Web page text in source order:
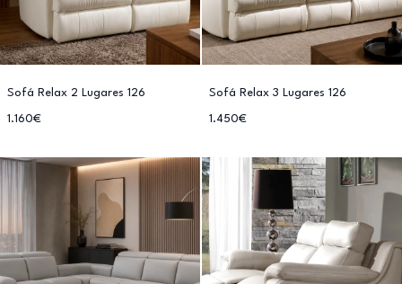
Sofá Relax 2 Lugares 126
1.160€
Sofá Relax 3 Lugares 126
1.450€